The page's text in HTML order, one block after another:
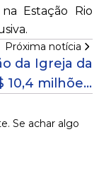
Estação Rio
Próxima notícia
da Igreja da
10,4 milhões,
Se achar algo